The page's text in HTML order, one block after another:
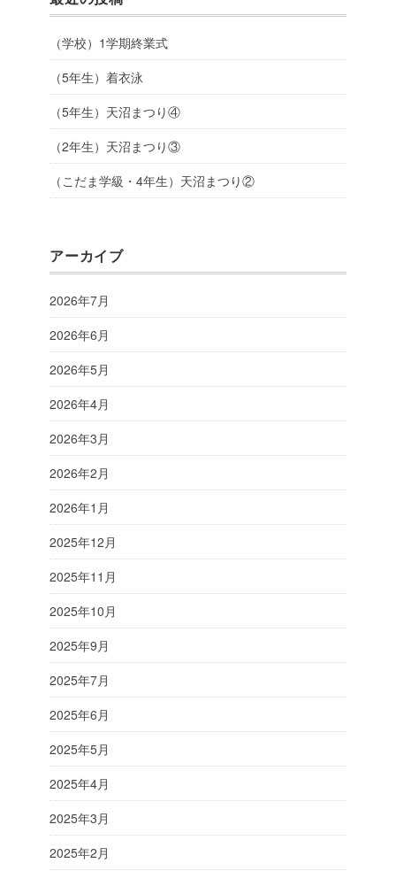
（学校）1学期終業式
（5年生）着衣泳
（5年生）天沼まつり④
（2年生）天沼まつり③
（こだま学級・4年生）天沼まつり②
アーカイブ
2026年7月
2026年6月
2026年5月
2026年4月
2026年3月
2026年2月
2026年1月
2025年12月
2025年11月
2025年10月
2025年9月
2025年7月
2025年6月
2025年5月
2025年4月
2025年3月
2025年2月